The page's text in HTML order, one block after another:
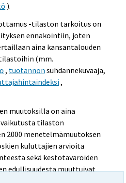
).
-tilaston tarkoitus on
ennakointiin, joten
aina kansantalouden
(mm.
, tuotannon suhdannekuvaaja,
,
muutoksilla on aina
tilaston
2000 menetelmämuutoksen
kuluttajien arvioita
sekä kestotavaroiden
edullisuudesta muuttuivat